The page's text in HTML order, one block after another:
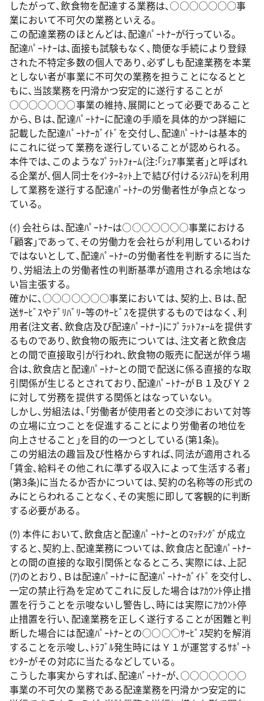
したがって､飲食物を配達する業務は､○○○○○○○事
業において不可欠の業務といえる｡
この配達業務のほとんどは､配達ﾊﾟｰﾄﾅｰが行っている｡
配達ﾊﾟｰﾄﾅｰは､面接も試験もなく､簡便な手続により登録
された不特定多数の個人であり､必ずしも配達業務を本業
としない者が事業に不可欠の業務を担うことになるとと
もに､当該業務を円滑かつ安定的に遂行することが
○○○○○○○事業の維持､展開にとって必要であること
から､Ｂは､配達ﾊﾟｰﾄﾅｰに配達の手順を具体的かつ詳細に
記載した配達ﾊﾟｰﾄﾅｰｶﾞｲﾄﾞを交付し､配達ﾊﾟｰﾄﾅｰは基本的
にこれに従って業務を遂行していることが認められる｡
本件では､このようなﾌﾟﾗｯﾄﾌｫｰﾑ(注:｢ｼｪｱ事業者｣と呼ばれ
る企業が､個人同士をｲﾝﾀｰﾈｯﾄ上で結び付けるｼｽﾃﾑ)を利用
して業務を遂行する配達ﾊﾟｰﾄﾅｰの労働者性が争点となっ
ている｡
(ｲ) 会社らは､配達ﾊﾟｰﾄﾅｰは○○○○○○○事業における
｢顧客｣であって､その労働力を会社らが利用しているわけ
ではないとして､配達ﾊﾟｰﾄﾅｰの労働者性を判断するに当た
り､労組法上の労働者性の判断基準が適用される余地はな
い旨主張する｡
確かに､○○○○○○○事業においては､契約上､Ｂは､配
送ｻｰﾋﾞｽやﾃﾞﾘﾊﾞﾘｰ等のｻｰﾋﾞｽを提供するものではなく､利
用者(注文者､飲食店及び配達ﾊﾟｰﾄﾅｰ)にﾌﾟﾗｯﾄﾌｫｰﾑを提供す
るものであり､飲食物の販売については､注文者と飲食店
との間で直接取引が行われ､飲食物の販売に配送が伴う場
合は､飲食店と配達ﾊﾟｰﾄﾅｰとの間で配送に係る直接的な取
引関係が生じるとされており､配達ﾊﾟｰﾄﾅｰがＢ１及びＹ２
に対して労務を提供する関係とはなっていない｡
しかし､労組法は､｢労働者が使用者との交渉において対等
の立場に立つことを促進することにより労働者の地位を
向上させること｣を目的の一つとしている(第1条)｡
この労組法の趣旨及び性格からすれば､同法が適用される
｢賃金､給料その他これに準ずる収入によって生活する者｣
(第3条)に当たるか否かについては､契約の名称等の形式の
みにとらわれることなく､その実態に即して客観的に判断
する必要がある｡
(ｳ) 本件において､飲食店と配達ﾊﾟｰﾄﾅｰとのﾏｯﾁﾝｸﾞが成立
すると､契約上､配達業務については､飲食店と配達ﾊﾟｰﾄﾅｰ
との間の直接的な取引関係となるところ､実際には､上記
(ｱ)のとおり､Ｂは配達ﾊﾟｰﾄﾅｰに配達ﾊﾟｰﾄﾅｰｶﾞｲﾄﾞを交付し､
一定の禁止行為を定めてこれに反した場合はｱｶｳﾝﾄ停止措
置を行うことを示唆ないし警告し､時には実際にｱｶｳﾝﾄ停
止措置を行い､配達業務を正しく遂行することが困難と判
断した場合には配達ﾊﾟｰﾄﾅｰとの○○○○ｻｰﾋﾞｽ契約を解消
することを示唆し､ﾄﾗﾌﾞﾙ発生時にはＹ１が運営するｻﾎﾟｰﾄ
ｾﾝﾀｰがその対応に当たるなどしている｡
こうした事実からすれば､配達ﾊﾟｰﾄﾅｰが､○○○○○○○
事業の不可欠の業務である配達業務を円滑かつ安定的に